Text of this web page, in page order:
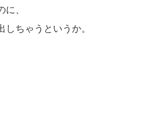
、
ちゃうというか。